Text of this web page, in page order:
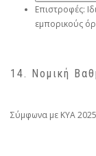
Επιστροφές:
εμπορικούς
14. Νομική
Σύμφωνα με ΚΥΑ